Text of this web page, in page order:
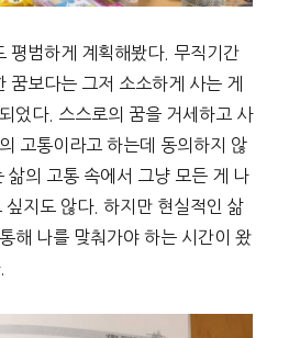
평범하게 계획해봤다. 무직기간
꿈보다는 그저 소소하게 사는 게
었다. 스스로의 꿈을 거세하고 사
고통이라고 하는데 동의하지 않
삶의 고통 속에서 그냥 모든 게 나
싶지도 않다. 하지만 현실적인 삶
해 나를 맞춰가야 하는 시간이 왔